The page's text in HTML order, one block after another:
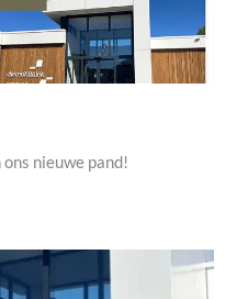
nieuwe pand!